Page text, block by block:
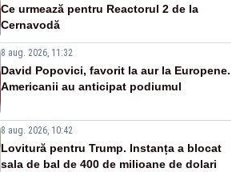
Ce urmează pentru Reactorul 2 de la
Cernavodă
8 aug. 2026, 11:32
David Popovici, favorit la aur la Europene.
Americanii au anticipat podiumul
8 aug. 2026, 10:42
Lovitură pentru Trump. Instanța a blocat
sala de bal de 400 de milioane de dolari